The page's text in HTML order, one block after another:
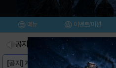
메뉴 이벤트/미션
공지사항
[공지] 계정 현금 거래 관련 안내